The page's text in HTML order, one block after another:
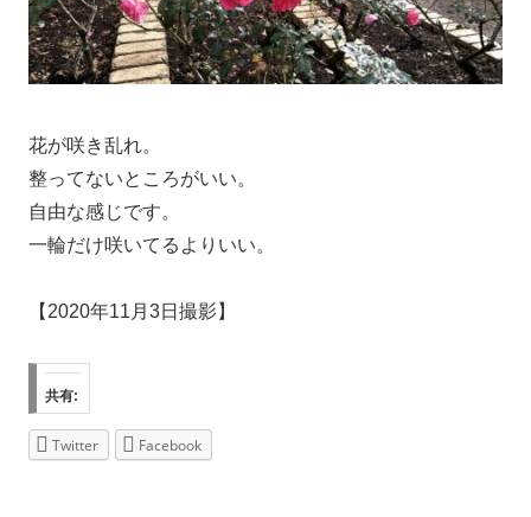
花が咲き乱れ。
整ってないところがいい。
自由な感じです。
一輪だけ咲いてるよりいい。
【2020年11月3日撮影】
共有:
Twitter Facebook